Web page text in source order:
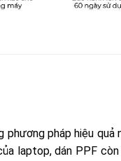
pháp hiệu
laptop, dán PPF